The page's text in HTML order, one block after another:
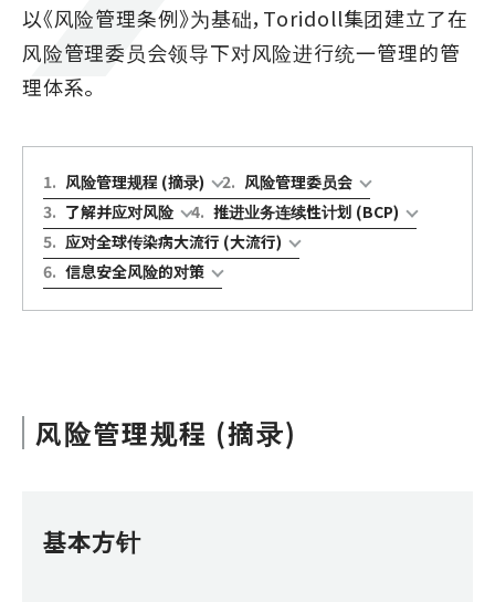
以《风险管理条例》为基础，Toridoll集团建立了在
风险管理委员会领导下对风险进行统一管理的管
理体系。
1. 风险管理规程 (摘录) 2. 风险管理委员会
3. 了解并应对风险 4. 推进业务连续性计划 (BCP)
5. 应对全球传染病大流行 (大流行)
6. 信息安全风险的对策
风险管理规程 (摘录)
基本方针